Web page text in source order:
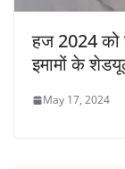
हज 2024
इमामों के
May 17, 2024